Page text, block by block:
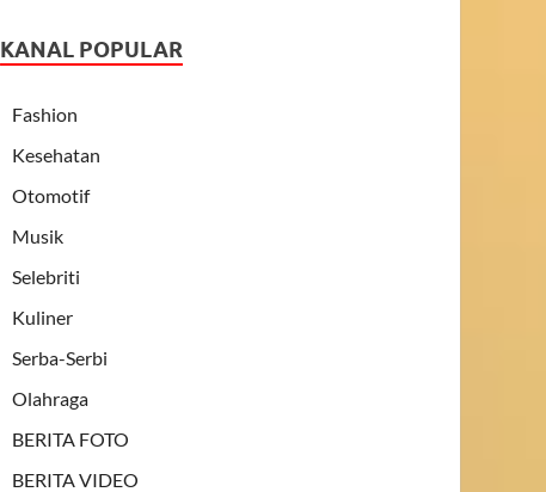
KANAL POPULAR
Fashion
Kesehatan
Otomotif
Musik
Selebriti
Kuliner
Serba-Serbi
Olahraga
BERITA FOTO
BERITA VIDEO